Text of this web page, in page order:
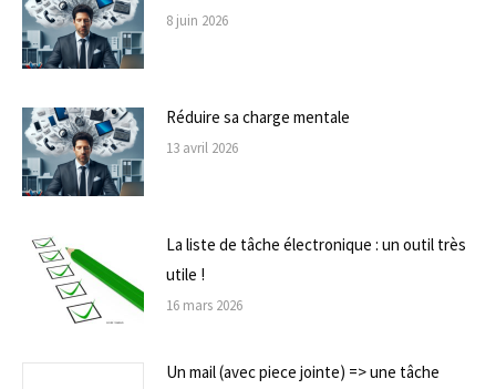
8 juin 2026
Réduire sa charge mentale
13 avril 2026
La liste de tâche électronique : un outil très
utile !
16 mars 2026
Un mail (avec piece jointe) => une tâche